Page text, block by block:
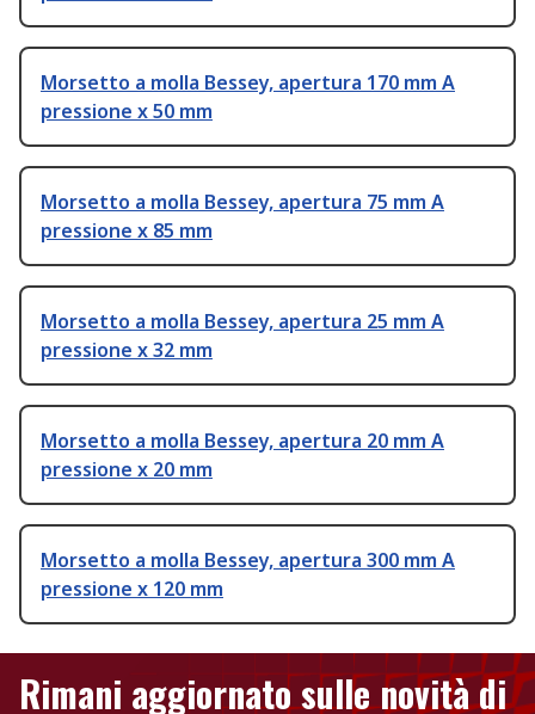
Morsetto a molla Bessey, apertura 170 mm A
pressione x 50 mm
Morsetto a molla Bessey, apertura 75 mm A
pressione x 85 mm
Morsetto a molla Bessey, apertura 25 mm A
pressione x 32 mm
Morsetto a molla Bessey, apertura 20 mm A
pressione x 20 mm
Morsetto a molla Bessey, apertura 300 mm A
pressione x 120 mm
Rimani aggiornato sulle novità di